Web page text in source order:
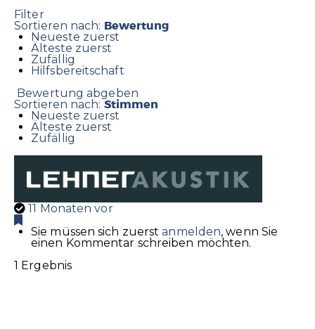
Filter
Sortieren nach: Bewertung
Neueste zuerst
Älteste zuerst
Zufällig
Hilfsbereitschaft
Bewertung abgeben
Sortieren nach: Stimmen
Neueste zuerst
Älteste zuerst
Zufällig
11 Monaten vor
Sie müssen sich zuerstanmelden, wenn Sie
einen Kommentar schreiben möchten.
1 Ergebnis